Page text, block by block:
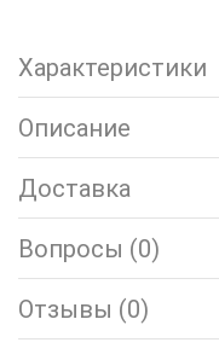
Характеристики
Описание
Доставка
Вопросы (0)
Отзывы (0)